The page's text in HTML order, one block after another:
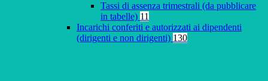
Tassi di assenza trimestrali (da pubblicare
in tabelle) 11
Incarichi conferiti e autorizzati ai dipendenti
(dirigenti e non dirigenti) 130